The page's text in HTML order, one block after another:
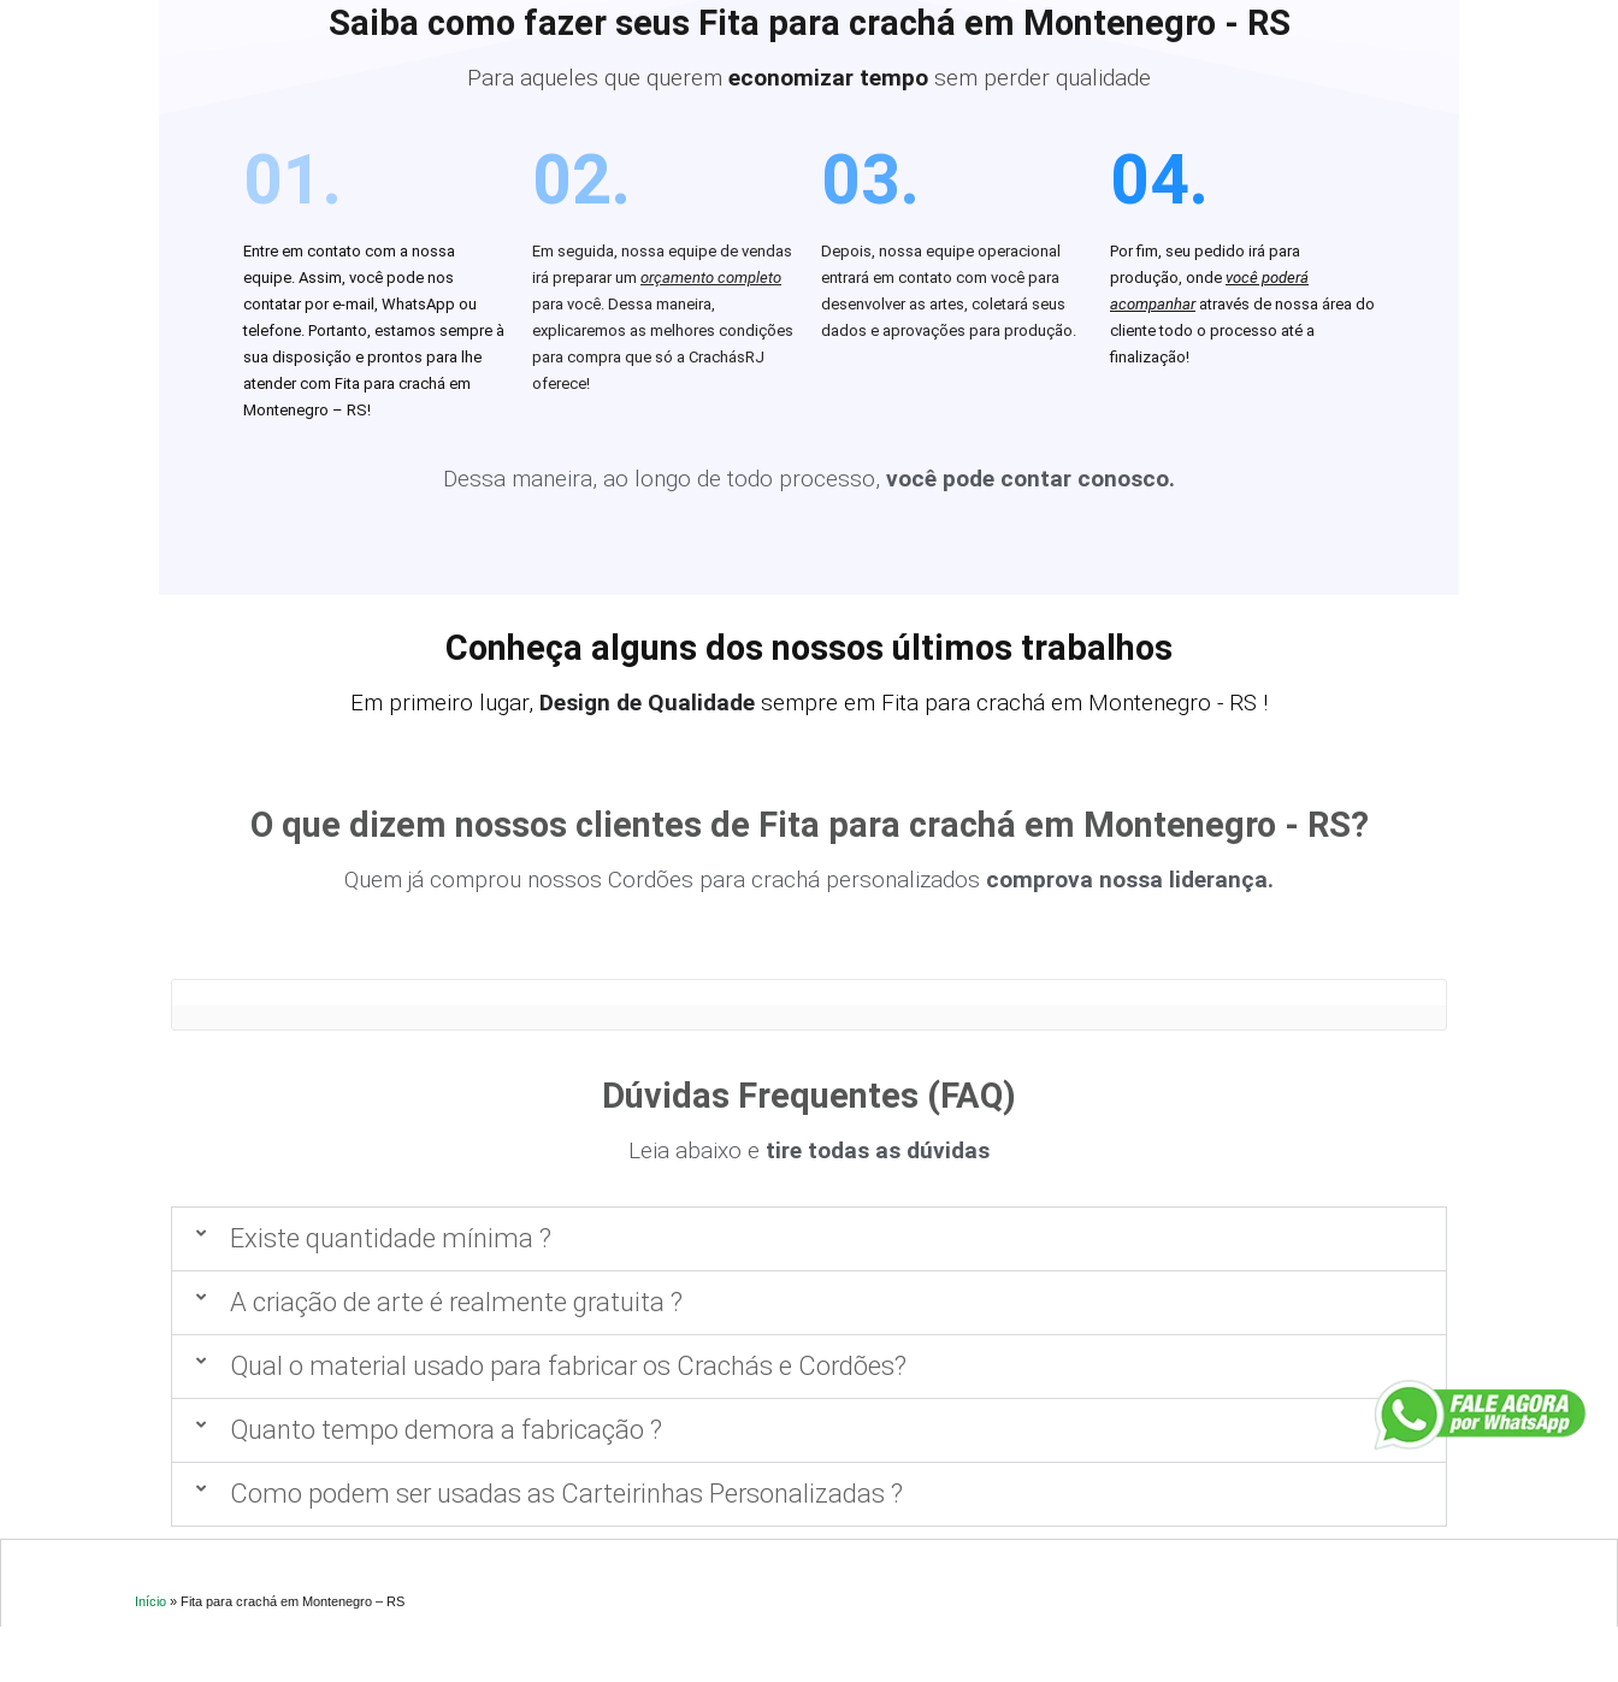
Saiba como fazer seus Fita para crachá em Montenegro - RS
Para aqueles que querem economizar tempo sem perder qualidade
01.
Entre em contato com a nossa
equipe. Assim, você pode nos
contatar por e-mail, WhatsApp ou
telefone. Portanto, estamos sempre à
sua disposição e prontos para lhe
atender com Fita para crachá em
Montenegro – RS!
02.
Em seguida, nossa equipe de vendas
irá preparar um orçamento completo
para você. Dessa maneira,
explicaremos as melhores condições
para compra que só a CrachásRJ
oferece!
03.
Depois, nossa equipe operacional
entrará em contato com você para
desenvolver as artes, coletará seus
dados e aprovações para produção.
04.
Por fim, seu pedido irá para
produção, onde você poderá
acompanharatravés de nossa área do
cliente todo o processo até a
finalização!
Dessa maneira, ao longo de todo processo, você pode contar conosco.
Conheça alguns dos nossos últimos trabalhos
Em primeiro lugar, Design de Qualidade sempre em Fita para crachá em Montenegro - RS !
O que dizem nossos clientes de Fita para crachá em Montenegro - RS?
Quem já comprou nossos Cordões para crachá personalizados comprova nossa liderança.
Dúvidas Frequentes (FAQ)
Leia abaixo e tire todas as dúvidas
Existe quantidade mínima ?
A criação de arte é realmente gratuita ?
Qual o material usado para fabricar os Crachás e Cordões?
Quanto tempo demora a fabricação ?
Como podem ser usadas as Carteirinhas Personalizadas ?
Início » Fita para crachá em Montenegro – RS